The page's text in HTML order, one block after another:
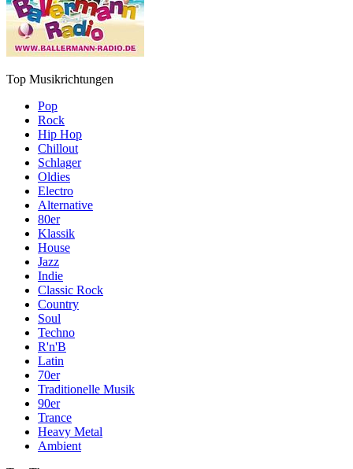
Top Musikrichtungen
Pop
Rock
Hip Hop
Chillout
Schlager
Oldies
Electro
Alternative
80er
Klassik
House
Jazz
Indie
Classic Rock
Country
Soul
Techno
R'n'B
Latin
70er
Traditionelle Musik
90er
Trance
Heavy Metal
Ambient